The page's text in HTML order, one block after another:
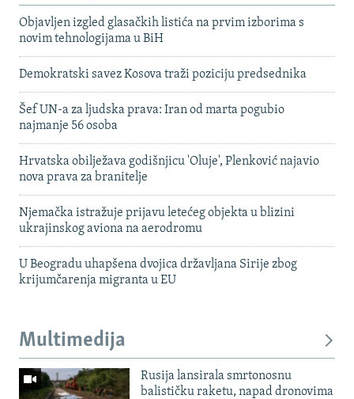
Objavljen izgled glasačkih listića na prvim izborima s
novim tehnologijama u BiH
Demokratski savez Kosova traži poziciju predsednika
Šef UN-a za ljudska prava: Iran od marta pogubio
najmanje 56 osoba
Hrvatska obilježava godišnjicu 'Oluje', Plenković najavio
nova prava za branitelje
Njemačka istražuje prijavu letećeg objekta u blizini
ukrajinskog aviona na aerodromu
U Beogradu uhapšena dvojica državljana Sirije zbog
krijumčarenja migranta u EU
Multimedija
Rusija lansirala smrtonosnu
balističku raketu, napad dronovima